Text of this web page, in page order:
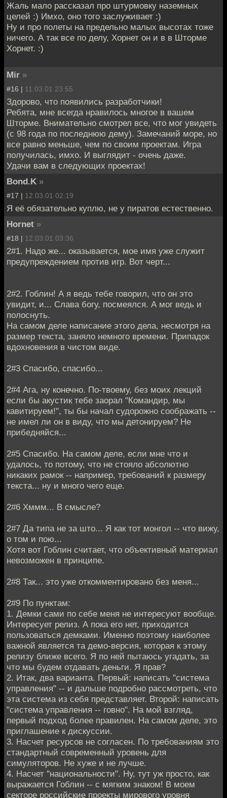
Жаль мало рассказал про штурмовку наземных
целей :) Имхо, оно того заслуживает :)
Ну и про полеты на предельно малых высотах тоже
ничего. А так все по делу, Хорнет он и в в Шторме
Хорнет. :)
Mir »
#16 | 11.03.01 23:55
Здорово, что появились разработчики!
Ребята, мне всегда нравилось многое в вашем
Шторме. Внимательно смотрел все, что мог увидеть
(с 98 года по последнюю дему). Замечаний море, но
все равно меньше, чем по своим проектам. Игра
получилась, имхо. И выглядит - очень даже.
Удачи вам в следующих проектах!
Bond.K »
#17 | 12.03.01 02:19
Я её обязательно куплю, не у пиратов естественно.
Hornet »
#18 | 12.03.01 03:36
2#1. Надо же... оказывается, мое имя уже служит
предупреждением против игр. Вот черт...
2#2. Гоблин! А я ведь тебе говорил, что он это
увидит, и... Слава богу, посмеялся. А мог ведь и
полоснуть.
На самом деле написание этого дела, несмотря на
размер текста, заняло немного времени. Припадок
вдохновения в чистом виде.
2#3 Спасибо, спасибо...
2#4 Ага, ну конечно. По-твоему, без моих лекций
если бы акустик тебе заорал "Командир, мы
кавитируем!", ты бы начал судорожно соображать --
не имел ли он в виду, что мы детонируем? Не
прибедняйся...
2#5 Спасибо. На самом деле, если мне что и
удалось, то потому, что не стояло абсолютно
никаких рамок -- например, требований к размеру
текста... ну и много чего еще.
2#6 Хммм... В смысле?
2#7 Да типа не за што... Я как тот монгол -- что вижу,
о том и пою...
Хотя вот Гоблин считает, что объективный материал
невозможен в принципе.
2#8 Так... это уже откомментировано без меня...
2#9 По пунктам:
1. Демки сами по себе меня не интересуют вообще.
Интересует релиз. А пока его нет, приходится
пользоваться демками. Именно поэтому наиболее
важной является та демо-версия, которая к этому
релизу ближе всего. Я по ней пытаюсь угадать, за
что мы будем отдавать деньги. Я прав?
2. Итак, два варианта. Первый: написать "система
управления" -- и дальше подробно рассмотреть, что
эта система из себя представляет. Второй: написать
"система управления -- говно". На мой взгляд,
первый подход более правилен. На самом деле, это
приглашение к дискуссии.
3. Насчет ресурсов не согласен. По требованиям это
стандартный современный уровень для
симуляторов. Не хуже и не лучше.
4. Насчет "национальности". Ну, тут уж просто, как
выражается Гоблин -- с мягким знаком! В моем
секторе российские проекты мирового уровня